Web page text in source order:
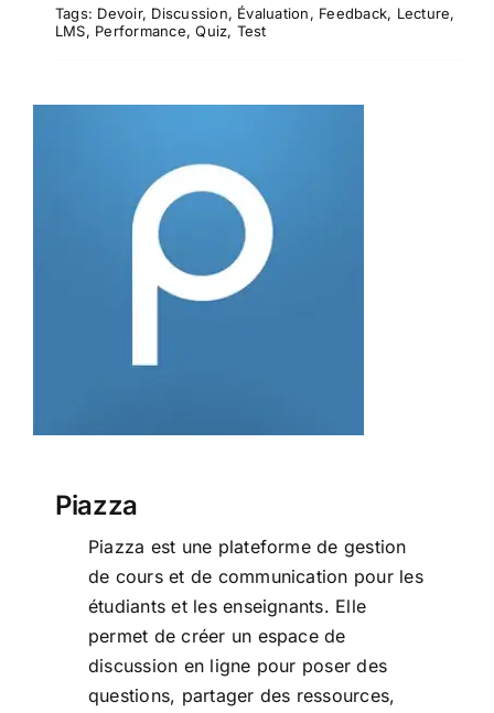
Tags: Devoir, Discussion, Évaluation, Feedback, Lecture,
LMS, Performance,Quiz, Test
Piazza
Piazza
Piazza est une plateforme de gestion
de cours et de communication pour les
étudiants et les enseignants. Elle
permet de créer un espace de
discussion en ligne pour poser des
questions, partager des ressources,